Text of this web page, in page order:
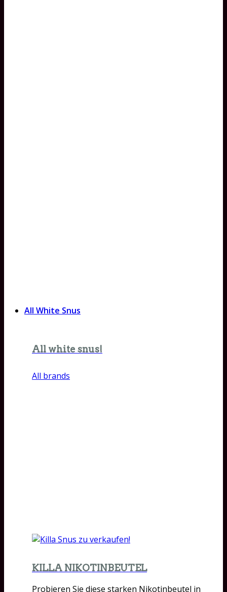
All White Snus
All white snus!
All brands
KILLA NIKOTINBEUTEL
Probieren Sie diese starken Nikotinbeutel in